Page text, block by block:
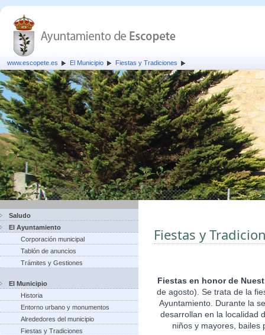
www.escopete.es El Municipio Fiestas y Tradiciones
Saludo
El Ayuntamiento
Corporación municipal
Tablón de anuncios
Trámites y Gestiones
El Municipio
Historia
Entorno urbano y monumentos
Alrededores del municipio
Fiestas y Tradiciones
Fiestas y
Fiestas en honor de
de agosto). Se trata de la
Ayuntamiento. Durante la
desarrollan en la localidad
niños y mayores, bailes